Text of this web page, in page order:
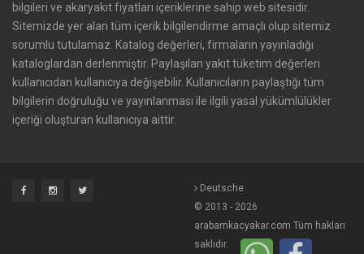
bilgileri ve akaryakıt fiyatları içeriklerine sahip web sitesidir.
Sitemizde yer alan tüm içerik bilgilendirme amaçlı olup sitemiz
sorumlu tutulamaz. Katalog değerleri, firmaların yayınladığı
kataloglardan derlenmiştir. Paylaşılan yakıt tüketim değerleri
kullanıcıdan kullanıcıya değişebilir. Kullanıcıların paylaştığı tüm
bilgilerin doğruluğu ve yayınlanması ile ilgili yasal yükümlülükler
içeriği oluşturan kullanıcıya aittir.
Deutsche
© 2013 - 2026
arabamkacyakar.com Tüm hakları
saklıdır.